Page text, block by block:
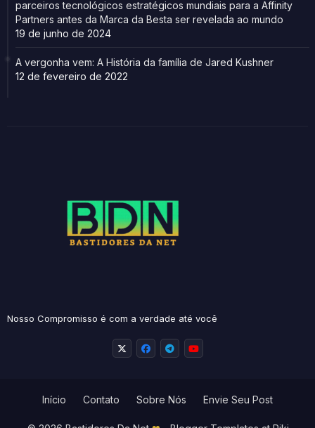
parceiros tecnológicos estratégicos mundiais para a Affinity
Partners antes da Marca da Besta ser revelada ao mundo
19 de junho de 2024
A vergonha vem: A História da família de Jared Kushner
12 de fevereiro de 2022
Nosso Compromisso é com a verdade até você
Início Contato Sobre Nós Envie Seu Post